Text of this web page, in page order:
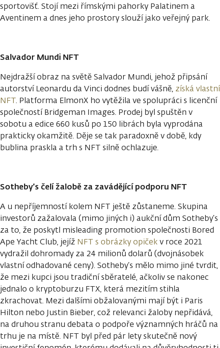
sportovišť. Stojí mezi římskými pahorky Palatinem a
Aventinem a dnes jeho prostory slouží jako veřejný park.
Salvador Mundi NFT
Nejdražší obraz na světě Salvador Mundi, jehož připsání
autorství Leonardu da Vinci dodnes budí vášně, získá vlastní
NFT. Platforma ElmonX ho vytěžila ve spolupráci s licenční
společností Bridgeman Images. Prodej byl spuštěn v
sobotu a edice 660 kusů po 150 librách byla vyprodána
prakticky okamžitě. Děje se tak paradoxně v době, kdy
bublina praskla a trh s NFT silně ochlazuje.
Sotheby’s čelí žalobě za zavádějící podporu NFT
A u nepříjemností kolem NFT ještě zůstaneme. Skupina
investorů zažalovala (mimo jiných i) aukční dům Sotheby’s
za to, že poskytl misleading promotion společnosti Bored
Ape Yacht Club, jejíž NFT s obrázky opičekv roce 2021
vydražil dohromady za 24 milionů dolarů (dvojnásobek
vlastní odhadované ceny). Sotheby’s mělo mimo jiné tvrdit,
že mezi kupci jsou tradiční sběratelé, ačkoliv se nakonec
jednalo o kryptoburzu FTX, která mezitím stihla
zkrachovat. Mezi dalšími obžalovanými mají být i Paris
Hilton nebo Justin Bieber, což relevanci žaloby nepřidává,
na druhou stranu debata o podpoře významných hráčů na
trhu je na místě. NFT byl před pár lety skutečně nový